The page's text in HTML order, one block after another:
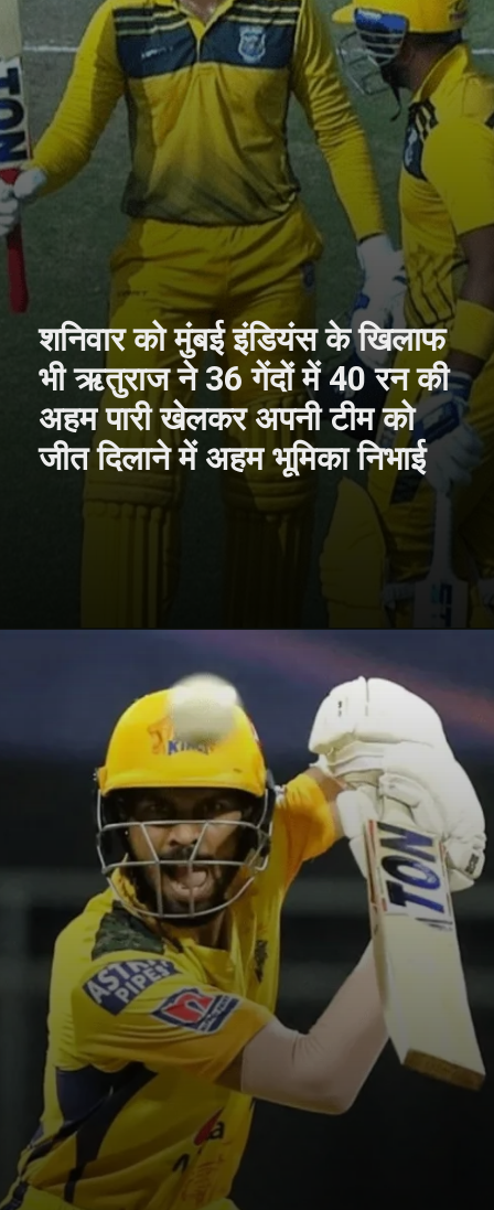
शनिवार को मुंबई इंडियंस के खिलाफ
भी ऋतुराज ने 36 गेंदों में 40 रन की
अहम पारी खेलकर अपनी टीम को
जीत दिलाने में अहम भूमिका निभाई